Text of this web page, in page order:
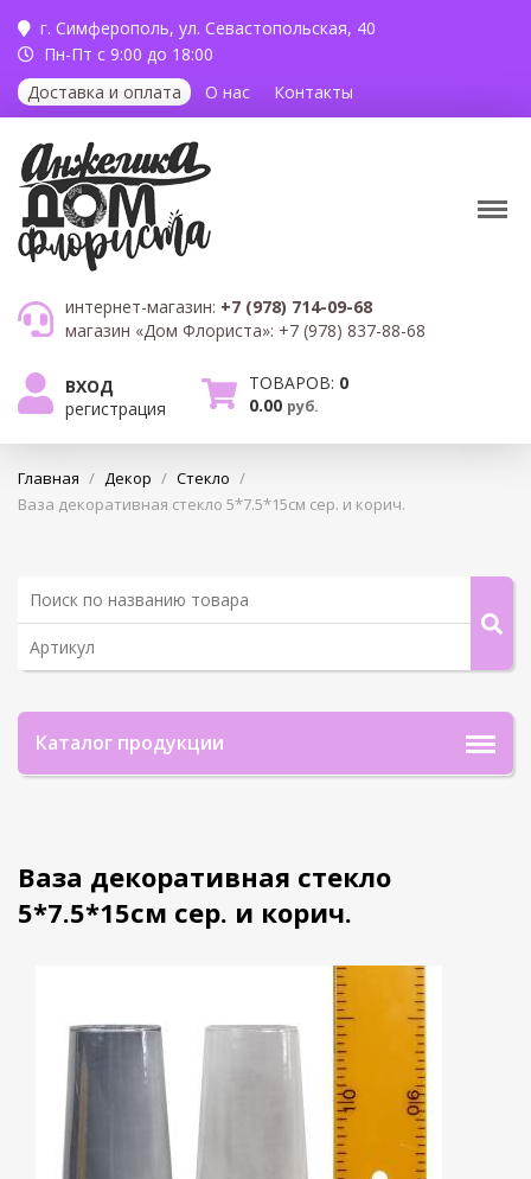
г. Симферополь, ул. Севастопольская, 40
Пн-Пт с 9:00 до 18:00
Доставка и оплата
О нас Контакты
интернет-магазин: +7 (978) 714-09-68
магазин «Дом Флориста»: +7 (978) 837-88-68
ВХОД
регистрация
ТОВАРОВ: 0
0.00 руб.
Главная / Декор / Стекло /
Ваза декоративная стекло 5*7.5*15см сер. и корич.
Каталог продукции
Ваза декоративная стекло
5*7.5*15см сер. и корич.